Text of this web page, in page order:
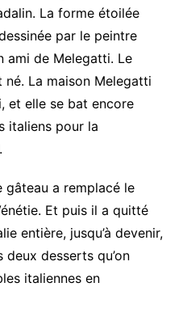
La forme étoilée
par le peintre
ami de Melegatti. Le
La maison Melegatti
et elle se bat encore
italiens pour la
gâteau a remplacé le
Et puis il a quitté
entière, jusqu’à devenir,
deux desserts qu’on
italiennes en